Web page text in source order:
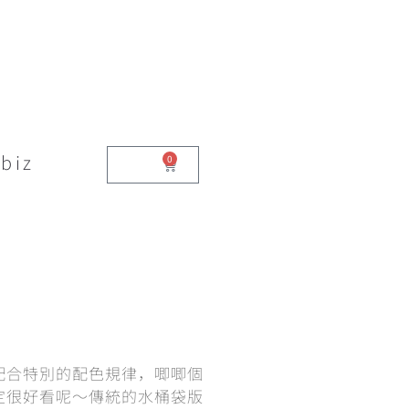
biz 0
特別的配色規律，唧唧個
好看呢～傳統的水桶袋版